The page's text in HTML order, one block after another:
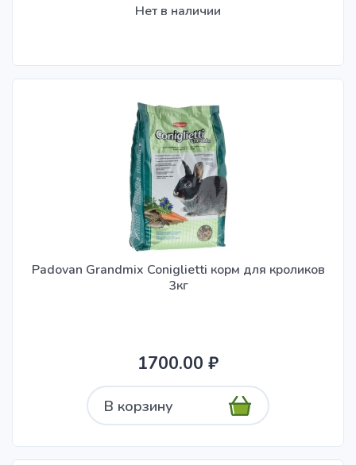
Нет в наличии
Padovan Grandmix Coniglietti корм для кроликов
3кг
1700.00 ₽
В корзину